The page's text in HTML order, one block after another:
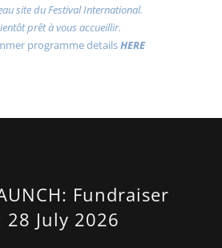
site du Festival International.
prêt à vous accueillir.
programme detailsHERE
Fundraiser
28 July 2026